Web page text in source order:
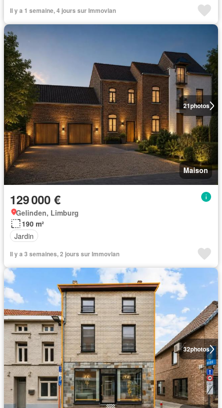
Il y a 1 semaine, 4 jours sur Immovlan
21photos
Maison
129 000 €
Gelinden, Limburg
190 m²
Jardin
Il y a 3 semaines, 2 jours sur Immovlan
32photos